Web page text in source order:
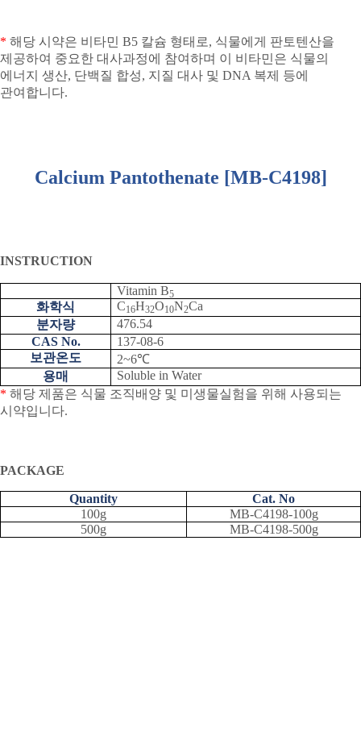
* 해당 시약은 비타민 B5 칼슘 형태로, 식물에게 판토텐산을
제공하여 중요한 대사과정에 참여하며 이 비타민은 식물의
에너지 생산, 단백질 합성, 지질 대사 및 DNA 복제 등에
관여합니다.
Calcium Pantothenate [MB-C4198]
INSTRUCTION
Vitamin B5
화학식 C16H32O10N2Ca
분자량
476.54
CAS No.
137-08-6
보관온도
2~6℃
용매
Soluble in Water
* 해당 제품은 식물 조직배양 및 미생물실험을 위해 사용되는
시약입니다.
PACKAGE
Quantity
Cat. No
100g
MB-C4198-100g
500g
MB-C4198-500g